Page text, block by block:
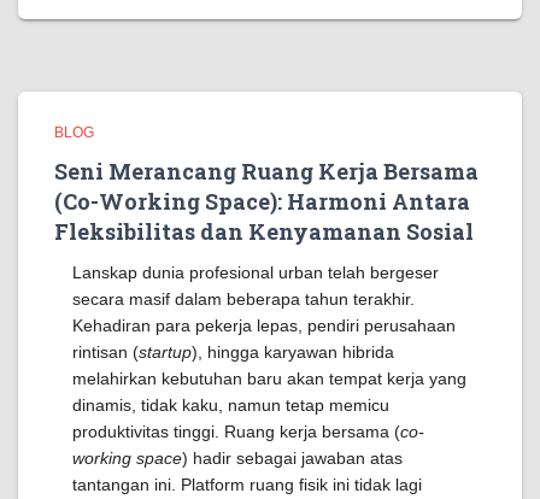
BLOG
Seni Merancang Ruang Kerja Bersama
(Co-Working Space): Harmoni Antara
Fleksibilitas dan Kenyamanan Sosial
Lanskap dunia profesional urban telah bergeser
secara masif dalam beberapa tahun terakhir.
Kehadiran para pekerja lepas, pendiri perusahaan
rintisan (startup), hingga karyawan hibrida
melahirkan kebutuhan baru akan tempat kerja yang
dinamis, tidak kaku, namun tetap memicu
produktivitas tinggi. Ruang kerja bersama (co-
working space) hadir sebagai jawaban atas
tantangan ini. Platform ruang fisik ini tidak lagi